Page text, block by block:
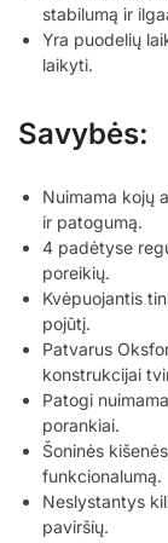
stabilumą ir
Yra puodelių
laikyti.
Savybės:
Nuimama kojų
ir patogumą.
4 padėtyse
poreikių.
Kvėpuojantis
pojūtį.
Patvarus
konstrukcijai
Patogi
porankiai.
Šoninės
funkcionalumą.
Neslystantys
paviršių.